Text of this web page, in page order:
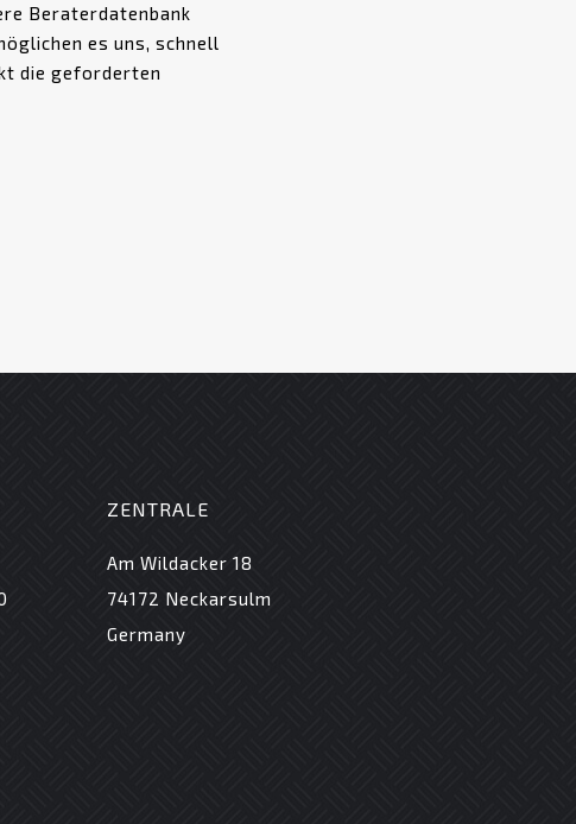
Beraterdatenbank
es uns, schnell
die geforderten
ZENTRALE
Am Wildacker 18
74172 Neckarsulm
Germany